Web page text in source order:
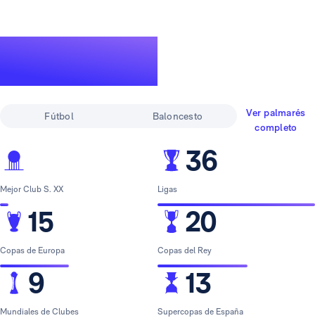
Fútbol Baloncesto
Ver palmarés
completo
Mejor Club S. XX
15
Copas de Europa
9
Mundiales de Clubes
36
Ligas
20
Copas del Rey
13
Supercopas de España